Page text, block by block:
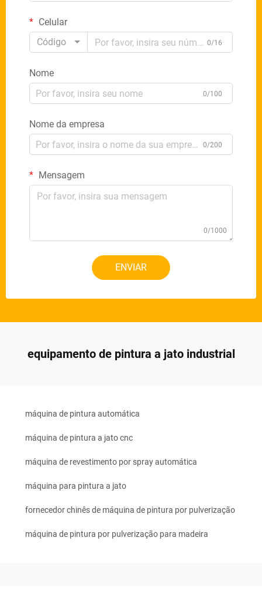
Celular
Código
0/16
Nome
0/100
Nome da empresa
0/200
Mensagem
0/1000
ENVIAR
equipamento de pintura a jato industrial
máquina de pintura automática
máquina de pintura a jato cnc
máquina de revestimento por spray automática
máquina para pintura a jato
fornecedor chinês de máquina de pintura por pulverização
máquina de pintura por pulverização para madeira